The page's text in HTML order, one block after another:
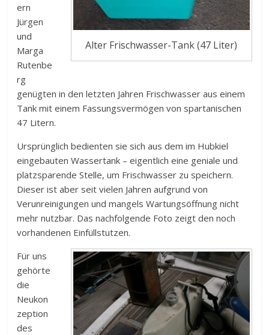
Alter Frischwasser-Tank (47 Liter)
ern
Jürgen
und
Marga
Rutenbe
rg
genügten in den letzten Jahren Frischwasser aus einem
Tank mit einem Fassungsvermögen von spartanischen
47 Litern.
Ursprünglich bedienten sie sich aus dem im Hubkiel
eingebauten Wassertank – eigentlich eine geniale und
platzsparende Stelle, um Frischwasser zu speichern.
Dieser ist aber seit vielen Jahren aufgrund von
Verunreinigungen und mangels Wartungsöffnung nicht
mehr nutzbar. Das nachfolgende Foto zeigt den noch
vorhandenen Einfüllstutzen.
Für uns
gehörte
die
Neukon
zeption
des